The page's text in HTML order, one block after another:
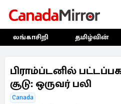
லங்காசிறி தமிழ்வின்
பிராம்ப்டனில்
சூடு: ஒருவர் பலி
Canada